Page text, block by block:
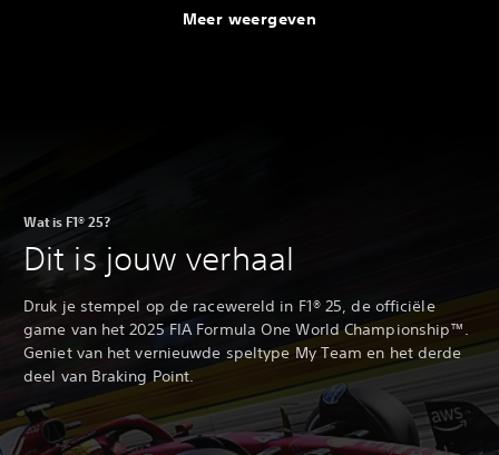
Meer weergeven
Wat is F1® 25?
Dit is jouw verhaal
Druk je stempel op de racewereld in F1® 25, de officiële
game van het 2025 FIA Formula One World Championship™.
Geniet van het vernieuwde speltype My Team en het derde
deel van Braking Point.